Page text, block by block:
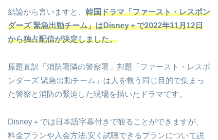
結論から言いますと、 韓国ドラマ「ファースト・レスポン
ダーズ 緊急出動チーム」はDisney＋で2022年11月12日
から独占配信が決定しました。
原題直訳「消防署隣の警察署」邦題「ファースト・レスポ
ンダーズ 緊急出動チーム」は人を救う同じ目的で集まっ
た警察と消防の緊迫した現場を描いたドラマです。
Disney＋では日本語字幕付きで観ることができますが、
料金プランや入会方法,安く試聴できるプランについて説